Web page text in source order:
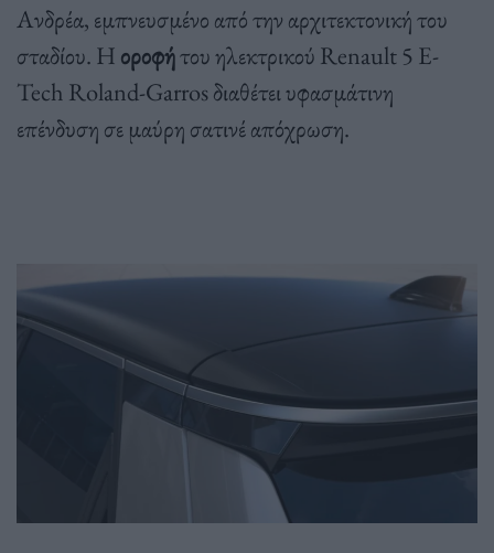
Ανδρέα, εμπνευσμένο από την αρχιτεκτονική του
σταδίου. Η οροφήτου ηλεκτρικού Renault 5 E-
Tech Roland-Garros διαθέτει υφασμάτινη
επένδυση σε μαύρη σατινέ απόχρωση.